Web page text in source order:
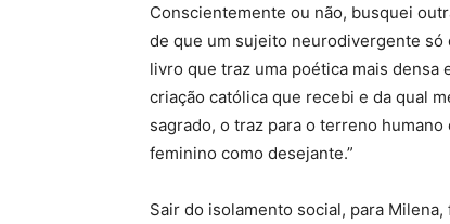
Conscientemente ou não, busquei
de que um sujeito neurodivergente só
livro que traz uma poética mais
criação católica que recebi e da qual
sagrado, o traz para o terreno
feminino como desejante.”
Sair do isolamento social, para